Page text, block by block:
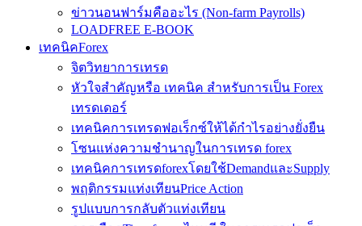
ข่าวนอนฟาร์มคืออะไร (Non-farm Payrolls)
LOADFREE E-BOOK
เทคนิคForex
จิตวิทยาการเทรด
หัวใจสำคัญหรือ เทคนิค สำหรับการเป็น Forex
เทรดเดอร์
เทคนิคการเทรดฟอเร็กซ์ให้ได้กำไรอย่างยั่งยืน
โซนแห่งความชำนาญในการเทรด forex
เทคนิคการเทรดforexโดยใช้DemandและSupply
พฤติกรรมแท่งเทียนPrice Action
รูปแบบการกลับตัวแท่งเทียน